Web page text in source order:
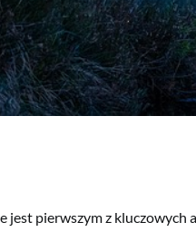
jest pierwszym z